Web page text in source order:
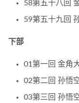
58第五十八回
59第五十九回
下部
01第一回 金角
02第二回 孙悟
03第三回 孙悟